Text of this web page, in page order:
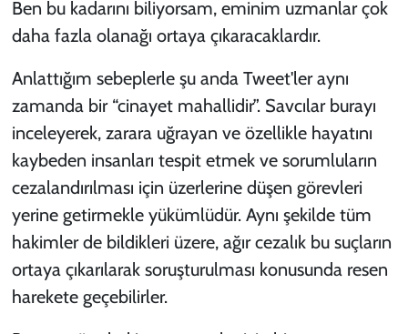
Ben bu kadarını biliyorsam, eminim uzmanlar çok
daha fazla olanağı ortaya çıkaracaklardır.
Anlattığım sebeplerle şu anda Tweet'ler aynı
zamanda bir “cinayet mahallidir”. Savcılar burayı
inceleyerek, zarara uğrayan ve özellikle hayatını
kaybeden insanları tespit etmek ve sorumluların
cezalandırılması için üzerlerine düşen görevleri
yerine getirmekle yükümlüdür. Aynı şekilde tüm
hakimler de bildikleri üzere, ağır cezalık bu suçların
ortaya çıkarılarak soruşturulması konusunda resen
harekete geçebilirler.